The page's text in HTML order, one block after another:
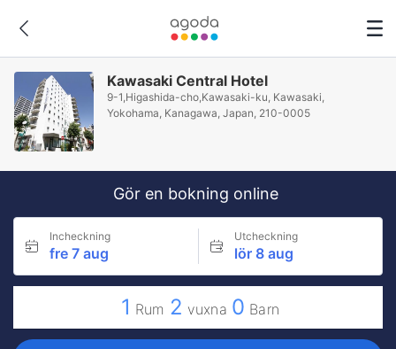
Kawasaki Central Hotel
9-1,Higashida-cho,Kawasaki-ku, Kawasaki,
Yokohama, Kanagawa, Japan, 210-0005
Gör en bokning online
Incheckning
fre 7 aug
Utcheckning
lör 8 aug
1 Rum 2 vuxna 0 Barn